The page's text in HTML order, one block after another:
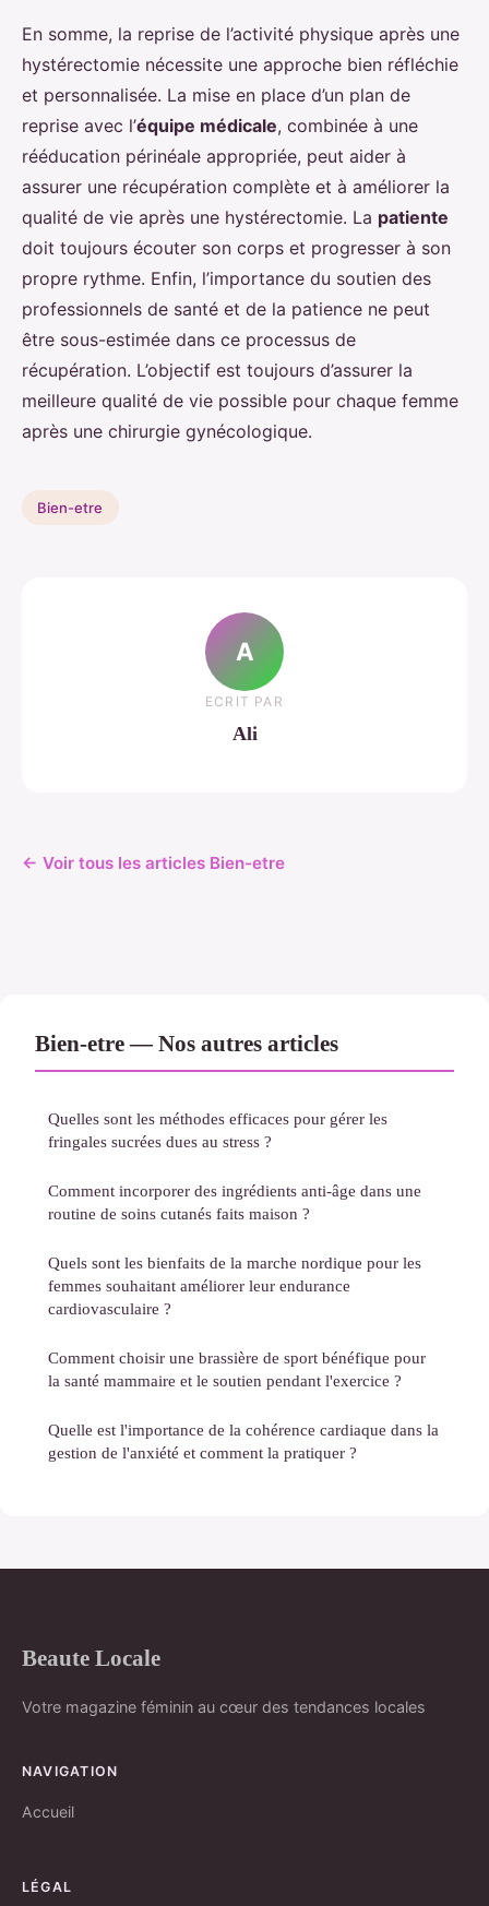
En somme, la reprise de l’activité physique après une
hystérectomie nécessite une approche bien réfléchie
et personnalisée. La mise en place d’un plan de
reprise avec l’équipe médicale, combinée à une
rééducation périnéale appropriée, peut aider à
assurer une récupération complète et à améliorer la
qualité de vie après une hystérectomie. La patiente
doit toujours écouter son corps et progresser à son
propre rythme. Enfin, l’importance du soutien des
professionnels de santé et de la patience ne peut
être sous-estimée dans ce processus de
récupération. L’objectif est toujours d’assurer la
meilleure qualité de vie possible pour chaque femme
après une chirurgie gynécologique.
Bien-etre
A
ECRIT PAR
Ali
← Voir tous les articles Bien-etre
Bien-etre — Nos autres articles
Quelles sont les méthodes efficaces pour gérer les
fringales sucrées dues au stress ?
Comment incorporer des ingrédients anti-âge dans une
routine de soins cutanés faits maison ?
Quels sont les bienfaits de la marche nordique pour les
femmes souhaitant améliorer leur endurance
cardiovasculaire ?
Comment choisir une brassière de sport bénéfique pour
la santé mammaire et le soutien pendant l'exercice ?
Quelle est l'importance de la cohérence cardiaque dans la
gestion de l'anxiété et comment la pratiquer ?
Beaute Locale
Votre magazine féminin au cœur des tendances locales
NAVIGATION
Accueil
LÉGAL